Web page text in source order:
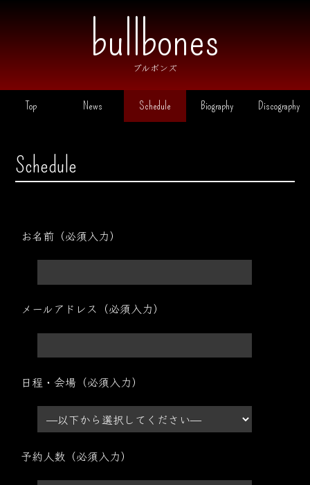
ブルボンズ
Top News Schedule Biography Discography
Schedule
お名前（必須入力）
メールアドレス（必須入力）
日程・会場（必須入力）
予約人数（必須入力）